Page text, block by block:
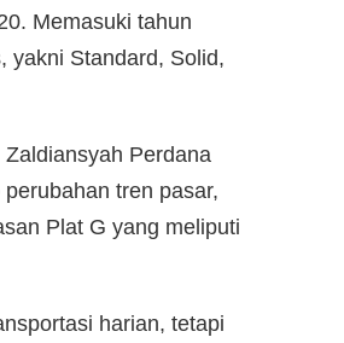
Memasuki tahun
yakni Standard, Solid,
Perdana
tren pasar,
Plat G yang meliputi
harian, tetapi